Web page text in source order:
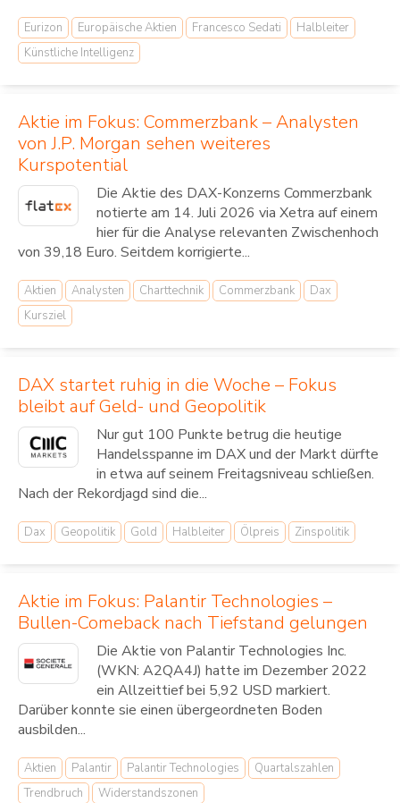
Eurizon Europäische Aktien Francesco Sedati
Halbleiter
Künstliche Intelligenz
Aktie im Fokus: Commerzbank – Analysten
von J.P. Morgan sehen weiteres
Kurspotential
Die Aktie des DAX-Konzerns Commerzbank
notierte am 14. Juli 2026 via Xetra auf einem
hier für die Analyse relevanten Zwischenhoch
von 39,18 Euro. Seitdem korrigierte...
Aktien Analysten Charttechnik Commerzbank
Dax
Kursziel
DAX startet ruhig in die Woche – Fokus
bleibt auf Geld- und Geopolitik
Nur gut 100 Punkte betrug die heutige
Handelsspanne im DAX und der Markt dürfte
in etwa auf seinem Freitagsniveau schließen.
Nach der Rekordjagd sind die...
Dax Geopolitik Gold Halbleiter Ölpreis Zinspolitik
Aktie im Fokus: Palantir Technologies –
Bullen-Comeback nach Tiefstand gelungen
Die Aktie von Palantir Technologies Inc.
(WKN: A2QA4J) hatte im Dezember 2022
ein Allzeittief bei 5,92 USD markiert.
Darüber konnte sie einen übergeordneten Boden
ausbilden...
Aktien Palantir Palantir Technologies
Quartalszahlen
Trendbruch
Widerstandszonen